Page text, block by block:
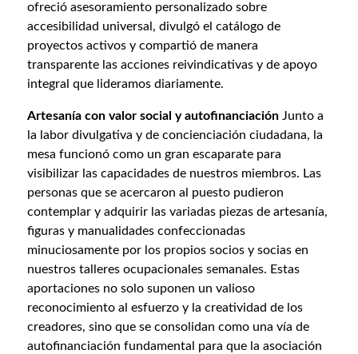
ofreció asesoramiento personalizado sobre
accesibilidad universal, divulgó el catálogo de
proyectos activos y compartió de manera
transparente las acciones reivindicativas y de apoyo
integral que lideramos diariamente.
Artesanía con valor social y autofinanciación Junto a
la labor divulgativa y de concienciación ciudadana, la
mesa funcionó como un gran escaparate para
visibilizar las capacidades de nuestros miembros. Las
personas que se acercaron al puesto pudieron
contemplar y adquirir las variadas piezas de artesanía,
figuras y manualidades confeccionadas
minuciosamente por los propios socios y socias en
nuestros talleres ocupacionales semanales. Estas
aportaciones no solo suponen un valioso
reconocimiento al esfuerzo y la creatividad de los
creadores, sino que se consolidan como una vía de
autofinanciación fundamental para que la asociación